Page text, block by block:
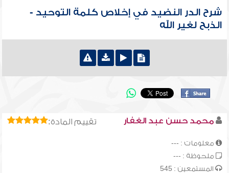
شرح الدر النضيد في إخلاص كلمة التوحيد -
الذبح لغير الله
تقييم المادة: محمد حسن عبد الغفار
معلومات : ---
ملحوظة : ---
المستمعين : 545